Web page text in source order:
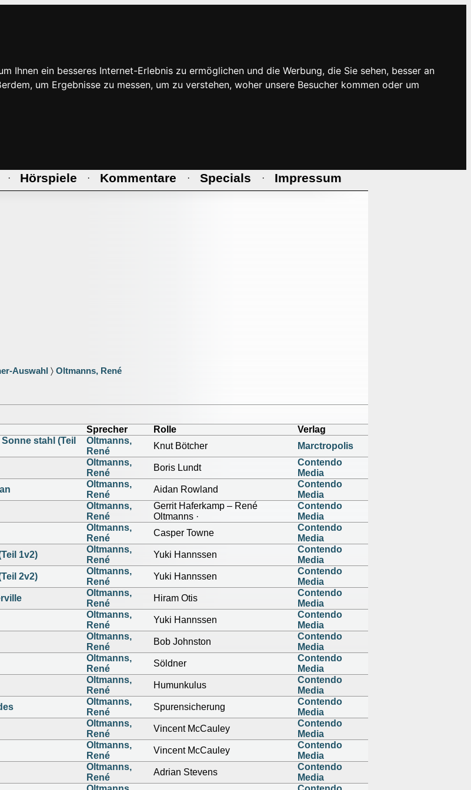
Ihnen ein besseres Internet-Erlebnis zu ermöglichen und die Werbung, die Sie sehen, besser an
um Ergebnisse zu messen, um zu verstehen, woher unsere Besucher kommen oder um
· Hörspiele · Kommentare · Specials · Impressum
Auswahl 〉 Oltmanns, René
Sprecher Rolle
Verlag
stahl (Teil
Oltmanns,
René
Knut Bötcher Marctropolis
Oltmanns,
René
Boris Lundt
Contendo
Media
Oltmanns,
René
Aidan Rowland
Contendo
Media
Oltmanns,
René
Gerrit Haferkamp – René
Oltmanns ·
Contendo
Media
Oltmanns,
René
Casper Towne
Contendo
Media
1v2)
Oltmanns,
René
Yuki Hannssen
Contendo
Media
2v2)
Oltmanns,
René
Yuki Hannssen
Contendo
Media
Oltmanns,
René
Hiram Otis
Contendo
Media
Oltmanns,
René
Yuki Hannssen
Contendo
Media
Oltmanns,
René
Bob Johnston
Contendo
Media
Oltmanns,
René
Söldner
Contendo
Media
Oltmanns,
René
Humunkulus
Contendo
Media
Oltmanns,
René
Spurensicherung
Contendo
Media
Oltmanns,
René
Vincent McCauley
Contendo
Media
Oltmanns,
René
Vincent McCauley
Contendo
Media
Oltmanns,
René
Adrian Stevens
Contendo
Media